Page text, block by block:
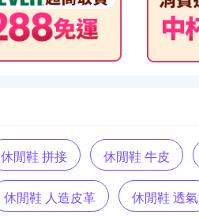
休閒鞋 拼接 休閒鞋 牛皮
休閒鞋 人造皮革 休閒鞋 透氣